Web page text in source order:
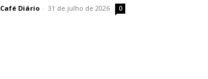
Café Diário - 31 de julho de 2026 0